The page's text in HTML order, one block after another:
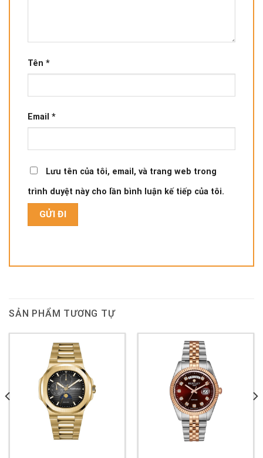
Tên *
Email *
Lưu tên của tôi, email, và trang web trong
trình duyệt này cho lần bình luận kế tiếp của tôi.
SẢN PHẨM TƯƠNG TỰ